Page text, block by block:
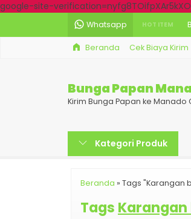
google-site-
Whatsapp HOT ITEM
Beranda Cek Biaya Kirim
Bunga Papan
Kirim Bunga Papan ke Manado
Kategori Produk
Beranda » Tags "Karangan
Tags